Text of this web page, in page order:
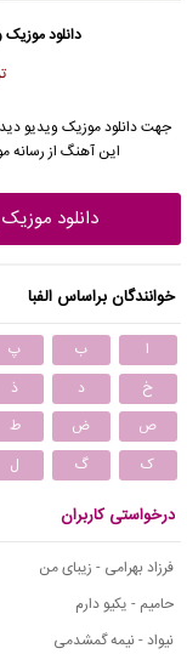
دانلود
این آهنگ از رسانه
دانلود
خوانندگان براساس الفبا
ا ب پ
خ
د ذ
ص
ض ط
ک
گ ل
درخواستی کاربران
فرزاد بهرامی - زیبای من
حامیم - یکیو دارم
نیواد - نیمه گمشدمی